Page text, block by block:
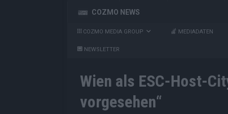
COZMO NEWS
COZMO MEDIA GROUP MEDIADATEN
NEWSLETTER
Wien als ESC-Host-
vorgesehen“